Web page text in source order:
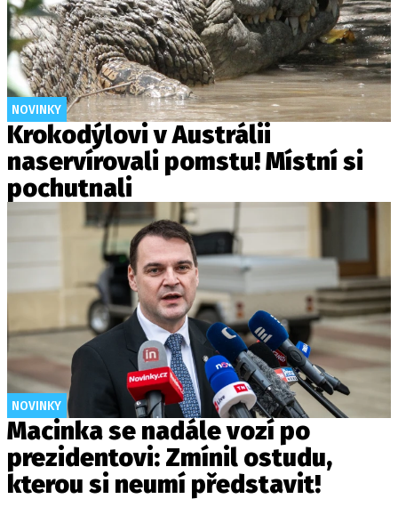
NOVINKY
Krokodýlovi v Austrálii
naservírovali pomstu! Místní si
pochutnali
NOVINKY
Macinka se nadále vozí po
prezidentovi: Zmínil ostudu,
kterou si neumí představit!